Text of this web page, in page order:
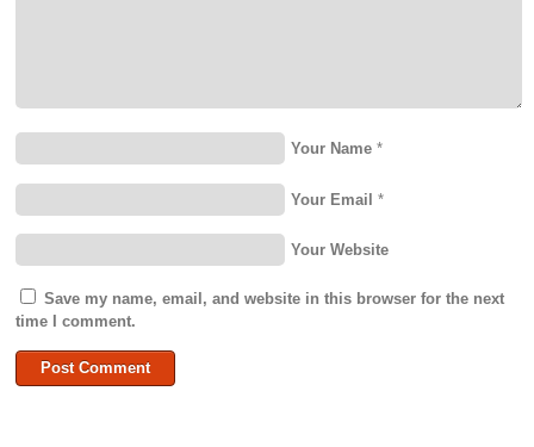
Your Name *
Your Email *
Your Website
Save my name, email, and website in this browser for the next
time I comment.